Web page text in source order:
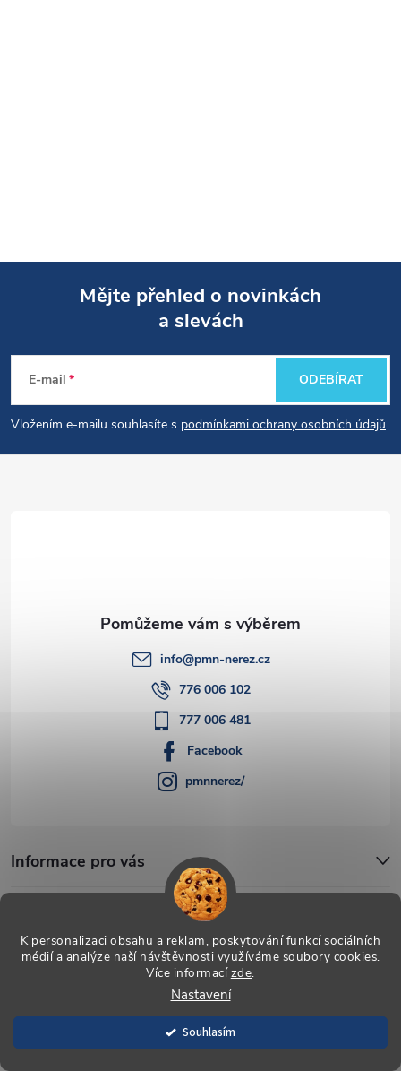
K personalizaci obsahu a reklam, poskytování funkcí sociálních
médií a analýze naší návštěvnosti využíváme soubory cookies.
Více informacízde.
Nastavení
Souhlasím
p
a
Mějte přehled o novinkách
a slevách
E-mail
Vložením e-mailu souhlasíte s podmínkami ochrany osobních údajů
ODEBÍRAT
info@pmn-nerez.cz
776 006 102
777 006 481
Facebook
pmnnerez/
Informace pro vás
Vytvořil Shoptet
PMN-nerez. Všechna práva vyhrazena.
nastavení cookies